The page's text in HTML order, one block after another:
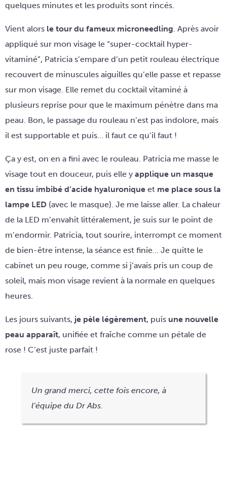
quelques minutes et les produits sont rincés.
Vient alors le tour du fameux microneedling . Après avoir
appliqué sur mon visage le “super-cocktail hyper-
vitaminé”, Patricia s’empare d’un petit rouleau électrique
recouvert de minuscules aiguilles qu’elle passe et repasse
sur mon visage. Elle remet du cocktail vitaminé à
plusieurs reprise pour que le maximum pénètre dans ma
peau. Bon, le passage du rouleau n’est pas indolore, mais
il est supportable et puis… il faut ce qu’il faut !
Ça y est, on en a fini avec le rouleau. Patricia me masse le
visage tout en douceur, puis elle y applique un masque
en tissu imbibé d’acide hyaluronique et me place sous la
lampe LED (avec le masque). Je me laisse aller. La chaleur
de la LED m’envahit littéralement, je suis sur le point de
m’endormir. Patricia, tout sourire, interrompt ce moment
de bien-être intense, la séance est finie… Je quitte le
cabinet un peu rouge, comme si j’avais pris un coup de
soleil, mais mon visage revient à la normale en quelques
heures.
Les jours suivants, je pèle légèrement, puis une nouvelle
peau apparaît, unifiée et fraîche comme un pétale de
rose ! C’est juste parfait !
Un grand merci, cette fois encore, à
l’équipe du Dr Abs.